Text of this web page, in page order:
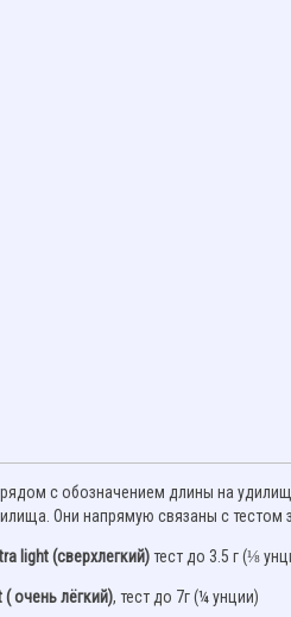
с обозначением длины на
Они напрямую связаны с тестом
light (сверхлегкий)тест до 3.5 г (⅛
( очень лёгкий), тест до 7г (¼ унции)